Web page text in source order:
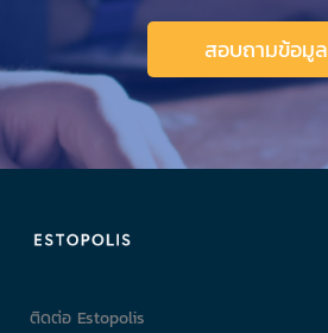
สอบถามข้อมูล
ติดต่อ Estopolis